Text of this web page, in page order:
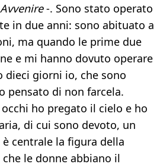
Avvenire-. Sono stato operato
in due anni: sono abituato a
ma quando le prime due
e mi hanno dovuto operare
dieci giorni io, che sono
pensato di non farcela.
ho pregato il cielo e ho
di cui sono devoto, un
centrale la figura della
le donne abbiano il